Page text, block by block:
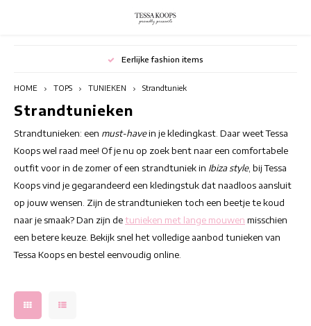
Hoofdmenu / jurken
Bloemenjurken
Bohemian jurken
Chique Jurken
Cocktailjurken
Elegante jurken
Getailleerde jurken
Hoofdmenu / tops
Elegante tops
Kleurrijke tops
Mouwloze Damestops
Tops Met Lange Mouwen
Hoofdmenu / broeken
JUMPSUITS
Damesbroeken Met Print
Flared Broeken
Gekleurde broek
Hoge taille broek
Hoofdmenu / rokken
Bloemenrokken
Korte Rokken
Lange Rokken
Rokken met prints
Zomerrokken
Hoofdmenu / blazers
Blazers met prints
Casual blazers
Hoofdmenu / outlet
Summer outlet
Winter outlet
Switching Seasons Sale
Hoofdmenu
Deutsch
English
Hoofdmenu
GBP
USD
CHF
Gelimiteerde edities
HOME TOPS TUNIEKEN Strandtuniek
Strandtunieken
Strandtunieken: een must-havein je kledingkast. Daar weet Tessa
Koops wel raad mee! Of je nu op zoek bent naar een comfortabele
outfit voor in de zomer of een strandtuniek in Ibiza style, bij Tessa
Koops vind je gegarandeerd een kledingstuk dat naadloos aansluit
op jouw wensen. Zijn de strandtunieken toch een beetje te koud
naar je smaak? Dan zijn detunieken met lange mouwen misschien
een betere keuze. Bekijk snel het volledige aanbod tunieken van
Tessa Koops en bestel eenvoudig online.